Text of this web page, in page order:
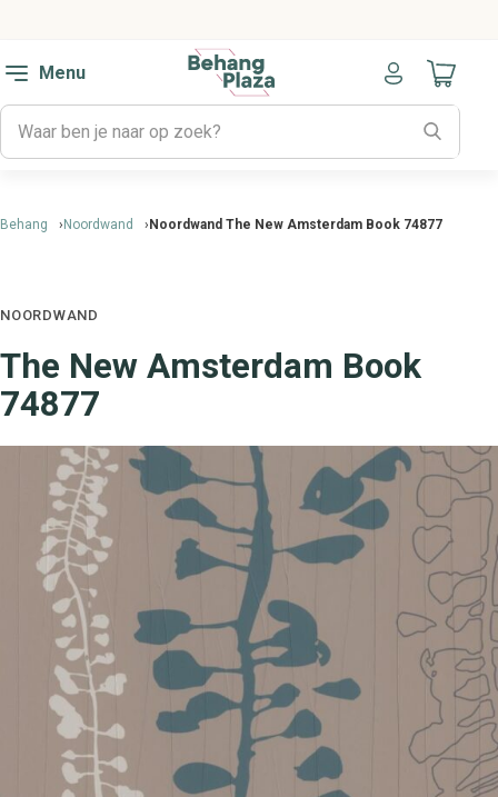
Menu
Naar
Behang Noordwand Noordwand The New Amsterdam Book 74877
NOORDWAND
The New Amsterdam Book
74877